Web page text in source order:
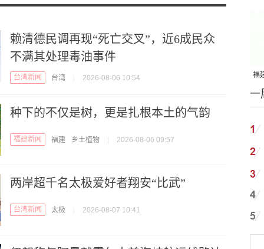
赖清德民调再现“死亡交叉”，近6成民众
不满其处理毒油事件
台湾新闻 台湾 2026-08-06 10:54
种下的不仅是树，更是扎根本土的气韵
福建新闻 福建 乡土植物 2026-08-06 09:57
两岸超千名太极爱好者翔安“比武”
台湾新闻 太极 2026-08-07 10:41
福
国
一